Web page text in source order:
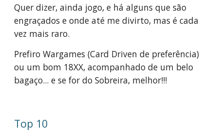
Quer dizer, ainda jogo, e há alguns que são
engraçados e onde até me divirto, mas é cada
vez mais raro.
Prefiro Wargames (Card Driven de preferência)
ou um bom 18XX, acompanhado de um belo
bagaço... e se for do Sobreira, melhor!!!
Top 10